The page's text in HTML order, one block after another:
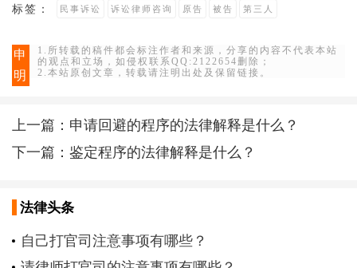
标签： 民事诉讼 诉讼律师咨询 原告 被告 第三人
申
明
1.所转载的稿件都会标注作者和来源，分享的内容不代表本站
的观点和立场，如侵权联系QQ:2122654删除；
2.本站原创文章，转载请注明出处及保留链接。
上一篇： 申请回避的程序的法律解释是什么？
下一篇：鉴定程序的法律解释是什么？
法律头条
自己打官司注意事项有哪些？